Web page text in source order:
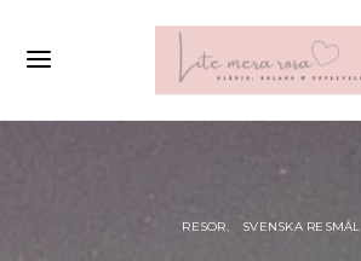
RESOR SVENSKA RESMÅL